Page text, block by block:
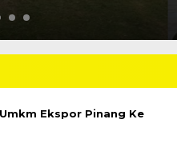
Ekspor Pinang Ke